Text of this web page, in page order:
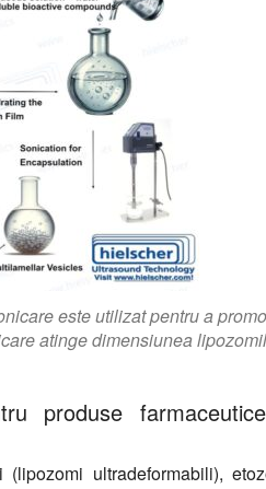
este utilizat pentru a
atinge dimensiunea
produse
ultradeformabili),